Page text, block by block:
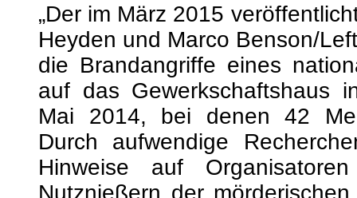
„Der im März 2015
Heyden und Marco Benson/
die Brandangriffe eines
auf das Gewerkschaftshaus
Mai 2014, bei denen 42
Durch aufwendige
Hinweise auf
Nutznießern der